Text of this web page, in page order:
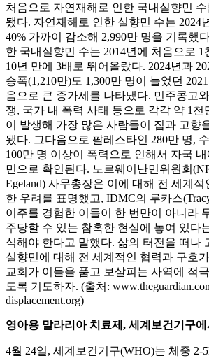
처음으로 자연재해로 인한 국내실향민
됐다. 자연재해로 인한 실향민 수는 2024
40% 가까이 감소해 2,990만 명을 기록했
한 국내실향민 수는 2014년에 처음으로 1
10년 만에 3배로 뛰어올랐다. 2024년과
승폭(1,210만)도 1,300만 명이 늘었던
음으로 큰 증가세를 나타냈다. 민주콩고
쟁, 국가 내 폭력 사태 등으로 각각 약 1천
이 발생해 가장 많은 사람들이 집과 고향
됐다. 그다음으로 팔레스타인 280만 명,
100만 명 이상이 폭력으로 인해서 자국
민으로 확인된다. 노르웨이난민위원회
Egeland) 사무총장은 이에 대해 전 세계
한 우려를 표명했고, IDMC의 루카스
이주를 경험한 이들이 한 번만이 아니라
주당할 수 있는 참혹한 현실에 놓여 있다
식해야 한다고 말했다. 삶의 터전을 떠나
실향민에 대해 전 세계적인 협력과 구호
교회가 이들을 품고 보살피는 사역에 적
도록 기도하자. (출처:
displacement.org)
영아용 말라리아 치료제, 세계보건기구
4월 24일, 세계보건기구(WHO)는 체중 2-